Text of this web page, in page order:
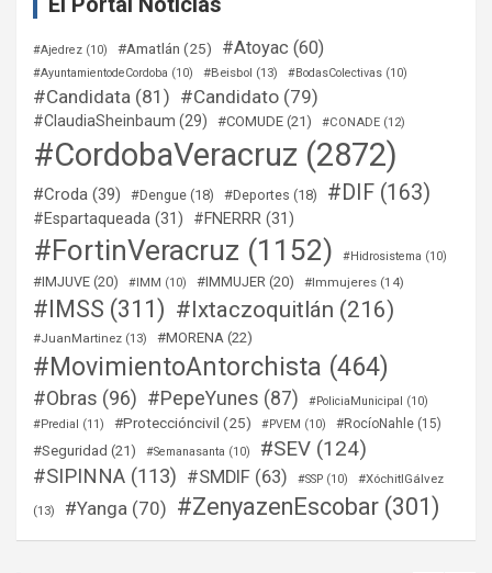
#Ajedrez (10) #Amatlán (25) #Atoyac (60)
#AyuntamientodeCordoba (10) #Beisbol (13) #BodasColectivas (10)
#Candidata (81) #Candidato (79)
#ClaudiaSheinbaum (29) #COMUDE (21) #CONADE (12)
#CordobaVeracruz (2872)
#Croda (39) #Dengue (18) #Deportes (18) #DIF (163)
#Espartaqueada (31) #FNERRR (31)
#FortinVeracruz (1152) #Hidrosistema (10)
#IMJUVE (20) #IMM (10) #IMMUJER (20) #Immujeres (14)
#IMSS (311) #Ixtaczoquitlán (216)
#JuanMartinez (13) #MORENA (22)
#MovimientoAntorchista (464)
#Obras (96) #PepeYunes (87) #PoliciaMunicipal
(10)
#Predial
(11) #Proteccióncivil (25) #PVEM (10) #RocíoNahle (15)
#Seguridad (21) #Semanasanta (10) #SEV (124)
#SIPINNA (113) #SMDIF (63) #SSP (10) #XóchitlGálvez
(13) #Yanga (70) #ZenyazenEscobar (301)